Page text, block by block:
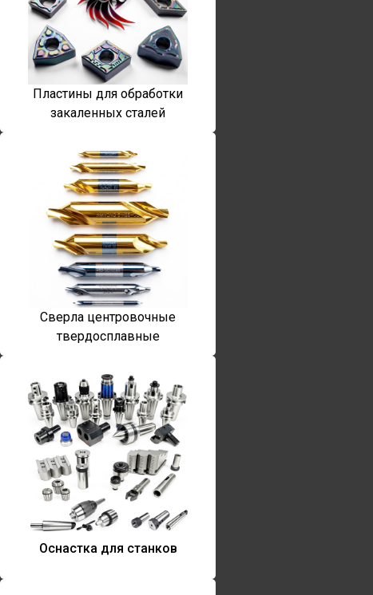
Пластины для обработки
закаленных сталей
Сверла центровочные
твердосплавные
Оснастка для станков